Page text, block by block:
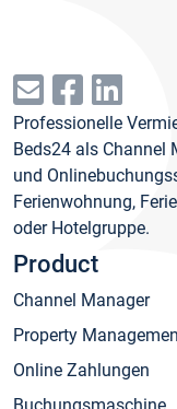
Professionelle
Beds24 als Channel
und
Ferienwohnung,
oder Hotelgruppe.
Product
Channel Manager
Property
Online Zahlungen